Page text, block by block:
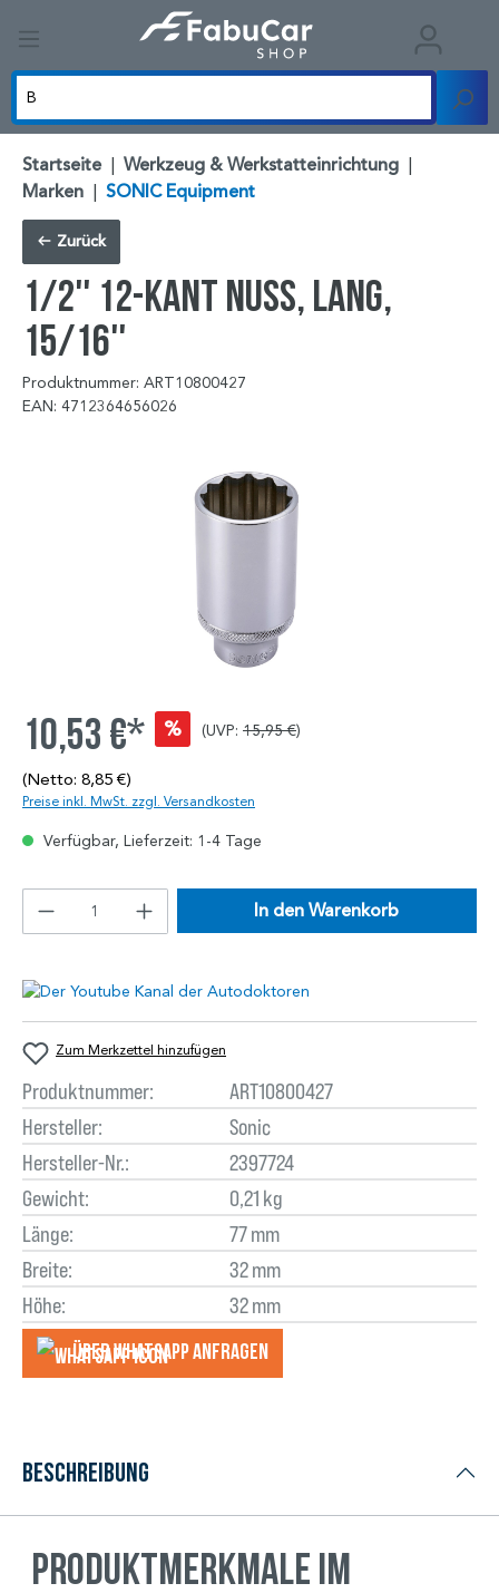
Startseite | Werkzeug & Werkstatteinrichtung |
Marken | SONIC Equipment
Zurück
1/2'' 12-kant Nuss, lang,
15/16''
Produktnummer: ART10800427
EAN: 4712364656026
10,53 €* % (UVP: 15,95 €)
(Netto: 8,85 €)
Preise inkl. MwSt. zzgl. Versandkosten
Verfügbar, Lieferzeit: 1-4 Tage
In den Warenkorb
Zum Merkzettel hinzufügen
Produktnummer:
ART10800427
Hersteller:
Sonic
Hersteller-Nr.:
2397724
Gewicht:
0,21 kg
Länge:
77 mm
Breite:
32 mm
Höhe:
32 mm
Über WhatsApp anfragеn
Beschreibung
Produktmerkmale im